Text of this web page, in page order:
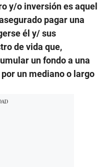
y/o inversión es aquel
pagar una
él y/ sus
de vida que,
un fondo a una
un mediano o largo